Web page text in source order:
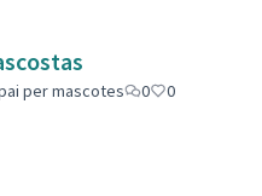
per mascotes 0
0